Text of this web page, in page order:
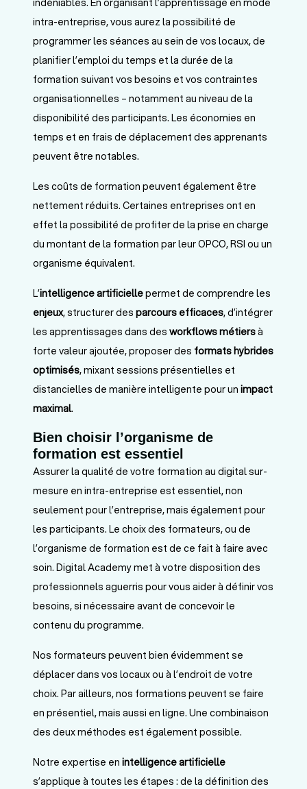
indéniables. En organisant l’apprentissage en mode
intra-entreprise, vous aurez la possibilité de
programmer les séances au sein de vos locaux, de
planifier l’emploi du temps et la durée de la
formation suivant vos besoins et vos contraintes
organisationnelles – notamment au niveau de la
disponibilité des participants. Les économies en
temps et en frais de déplacement des apprenants
peuvent être notables.
Les coûts de formation peuvent également être
nettement réduits. Certaines entreprises ont en
effet la possibilité de profiter de la prise en charge
du montant de la formation par leur OPCO, RSI ou un
organisme équivalent.
L’intelligence artificiellepermet de comprendre les
enjeux, structurer des parcours efficaces, d’intégrer
les apprentissages dans des workflows métiersà
forte valeur ajoutée, proposer des formats hybrides
optimisés, mixant sessions présentielles et
distancielles de manière intelligente pour un impact
maximal.
Bien choisir l’organisme de
formation est essentiel
Assurer la qualité de votre formation au digital sur-
mesure en intra-entreprise est essentiel, non
seulement pour l’entreprise, mais également pour
les participants. Le choix des formateurs, ou de
l’organisme de formation est de ce fait à faire avec
soin. Digital Academy met à votre disposition des
professionnels aguerris pour vous aider à définir vos
besoins, si nécessaire avant de concevoir le
contenu du programme.
Nos formateurs peuvent bien évidemment se
déplacer dans vos locaux ou à l’endroit de votre
choix. Par ailleurs, nos formations peuvent se faire
en présentiel, mais aussi en ligne. Une combinaison
des deux méthodes est également possible.
Notre expertise en intelligence artificielle
s’applique à toutes les étapes : de la définition des